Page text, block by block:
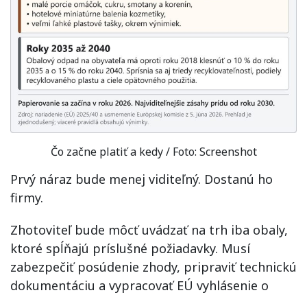
Čo začne platiť a kedy / Foto: Screenshot
Prvý náraz bude menej viditeľný. Dostanú ho
firmy.
Zhotoviteľ bude môcť uvádzať na trh iba obaly,
ktoré spĺňajú príslušné požiadavky. Musí
zabezpečiť posúdenie zhody, pripraviť technickú
dokumentáciu a vypracovať EÚ vyhlásenie o